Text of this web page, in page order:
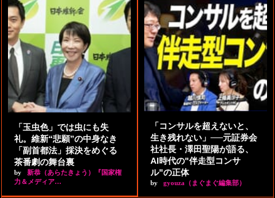
「玉虫色」では虫にも失
礼。維新“悲願”の中身なき
「副首都法」採決をめぐる
茶番劇の舞台裏
by
新恭（あらたきょう）『国家権
力＆メディア…
「コンサルを超えないと、
生き残れない」──元証券会
社社長・澤田聖陽が語る、
AI時代の"伴走型コンサ
ル"の正体
by gyouza（まぐまぐ編集部）